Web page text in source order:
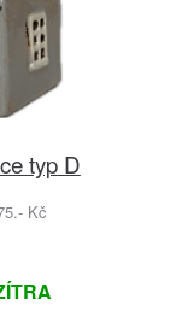
typ D
Kč